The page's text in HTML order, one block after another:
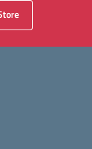
iniziale della scuola